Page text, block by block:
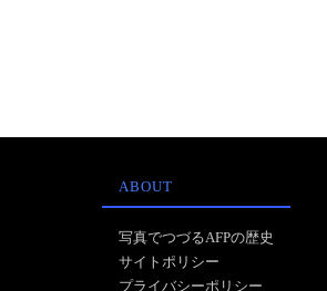
ABOUT
写真でつづるAFPの歴史
サイトポリシー
プライバシーポリシー